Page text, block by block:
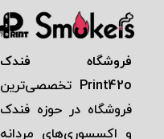
فروشگاه فندک
Print42o تخصصی‌ترين
فروشگاه در حوزه فندک
و اكسسوری‌های مردانه